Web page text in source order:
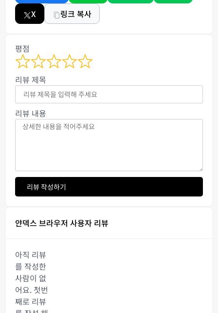
X
링크 복사
평점
리뷰 제목
리뷰 내용
리뷰 작성하기
얀덱스 브라우저 사용자 리뷰
아직 리뷰
를 작성한
사람이 없
어요. 첫번
째로 리뷰